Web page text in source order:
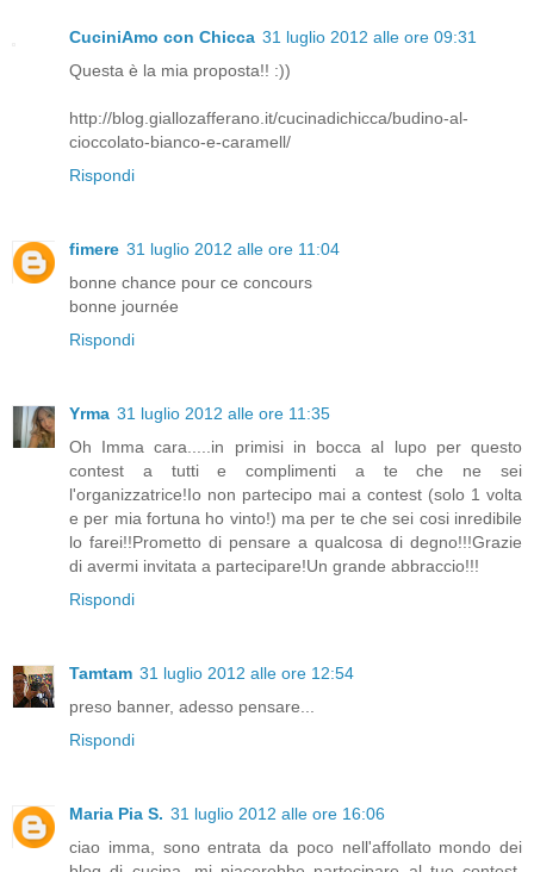
CuciniAmo con Chicca 31 luglio 2012 alle ore 09:31
Questa è la mia proposta!! :))
http://blog.giallozafferano.it/cucinadichicca/budino-al-
cioccolato-bianco-e-caramell/
Rispondi
fimere 31 luglio 2012 alle ore 11:04
bonne chance pour ce concours
bonne journée
Rispondi
Yrma 31 luglio 2012 alle ore 11:35
Oh Imma cara.....in primisi in bocca al lupo per questo
contest a tutti e complimenti a te che ne sei
l'organizzatrice!Io non partecipo mai a contest (solo 1 volta
e per mia fortuna ho vinto!) ma per te che sei cosi inredibile
lo farei!!Prometto di pensare a qualcosa di degno!!!Grazie
di avermi invitata a partecipare!Un grande abbraccio!!!
Rispondi
Tamtam 31 luglio 2012 alle ore 12:54
preso banner, adesso pensare...
Rispondi
Maria Pia S. 31 luglio 2012 alle ore 16:06
ciao imma, sono entrata da poco nell'affollato mondo dei